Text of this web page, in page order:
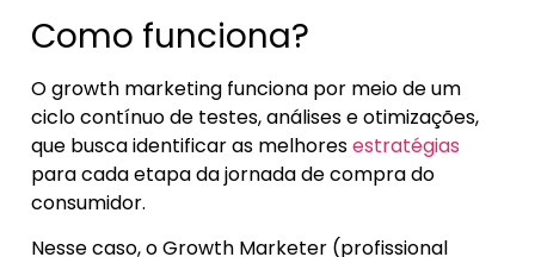
Como funciona?
O growth marketing funciona por meio de um
ciclo contínuo de testes, análises e otimizações,
que busca identificar as melhoresestratégias
para cada etapa da jornada de compra do
consumidor.
Nesse caso, o Growth Marketer (profissional